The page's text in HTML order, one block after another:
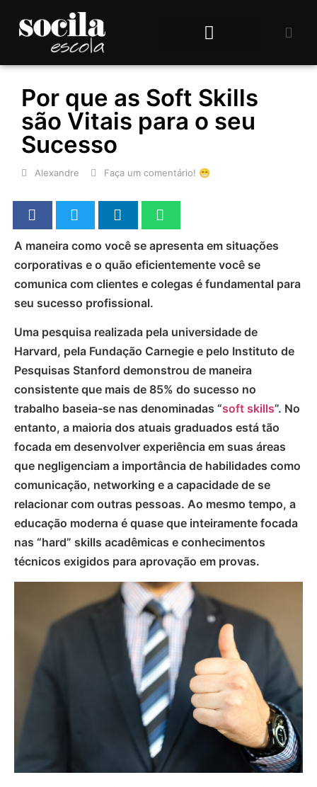
Por que as Soft Skills
são Vitais para o seu
Sucesso
Alexandre Faça um comentário! 😁
A maneira como você se apresenta em situações
corporativas e o quão eficientemente você se
comunica com clientes e colegas é fundamental para
seu sucesso profissional.
Uma pesquisa realizada pela universidade de
Harvard, pela Fundação Carnegie e pelo Instituto de
Pesquisas Stanford demonstrou de maneira
consistente que mais de 85% do sucesso no
trabalho baseia-se nas denominadas “soft skills”. No
entanto, a maioria dos atuais graduados está tão
focada em desenvolver experiência em suas áreas
que negligenciam a importância de habilidades como
comunicação, networking e a capacidade de se
relacionar com outras pessoas. Ao mesmo tempo, a
educação moderna é quase que inteiramente focada
nas “hard” skills acadêmicas e conhecimentos
técnicos exigidos para aprovação em provas.